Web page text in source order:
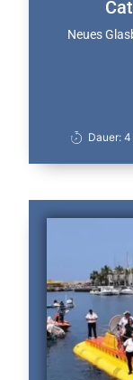
Neues
Dauer: